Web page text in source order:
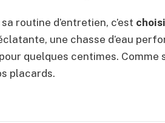
routine d’entretien, c’est
une chasse d’eau
quelques centimes. Comme
placards.